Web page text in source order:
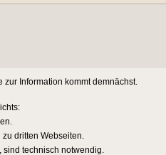
Information kommt demnächst.
dritten Webseiten.
technisch notwendig.